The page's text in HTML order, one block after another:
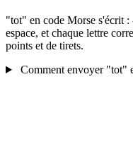
"tot" en code Morse s'écrit :
espace, et chaque lettre
points et de tirets.
Comment envoyer "tot"